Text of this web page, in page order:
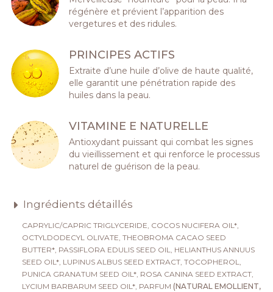
régénère et prévient l’apparition des
vergetures et des ridules.
PRINCIPES ACTIFS
Extraite d’une huile d’olive de haute qualité,
elle garantit une pénétration rapide des
huiles dans la peau.
VITAMINE E NATURELLE
Antioxydant puissant qui combat les signes
du vieillissement et qui renforce le processus
naturel de guérison de la peau.
Ingrédients détaillés
CAPRYLIC/CAPRIC TRIGLYCERIDE, COCOS NUCIFERA OIL*,
OCTYLDODECYL OLIVATE, THEOBROMA CACAO SEED
BUTTER*, PASSIFLORA EDULIS SEED OIL, HELIANTHUS ANNUUS
SEED OIL*, LUPINUS ALBUS SEED EXTRACT, TOCOPHEROL,
PUNICA GRANATUM SEED OIL*, ROSA CANINA SEED EXTRACT,
LYCIUM BARBARUM SEED OIL*, PARFUM (NATURAL EMOLLIENT,